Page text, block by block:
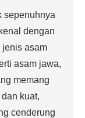
sepenuhnya
dengan
jenis asam
asam jawa,
memang
kuat,
cenderung